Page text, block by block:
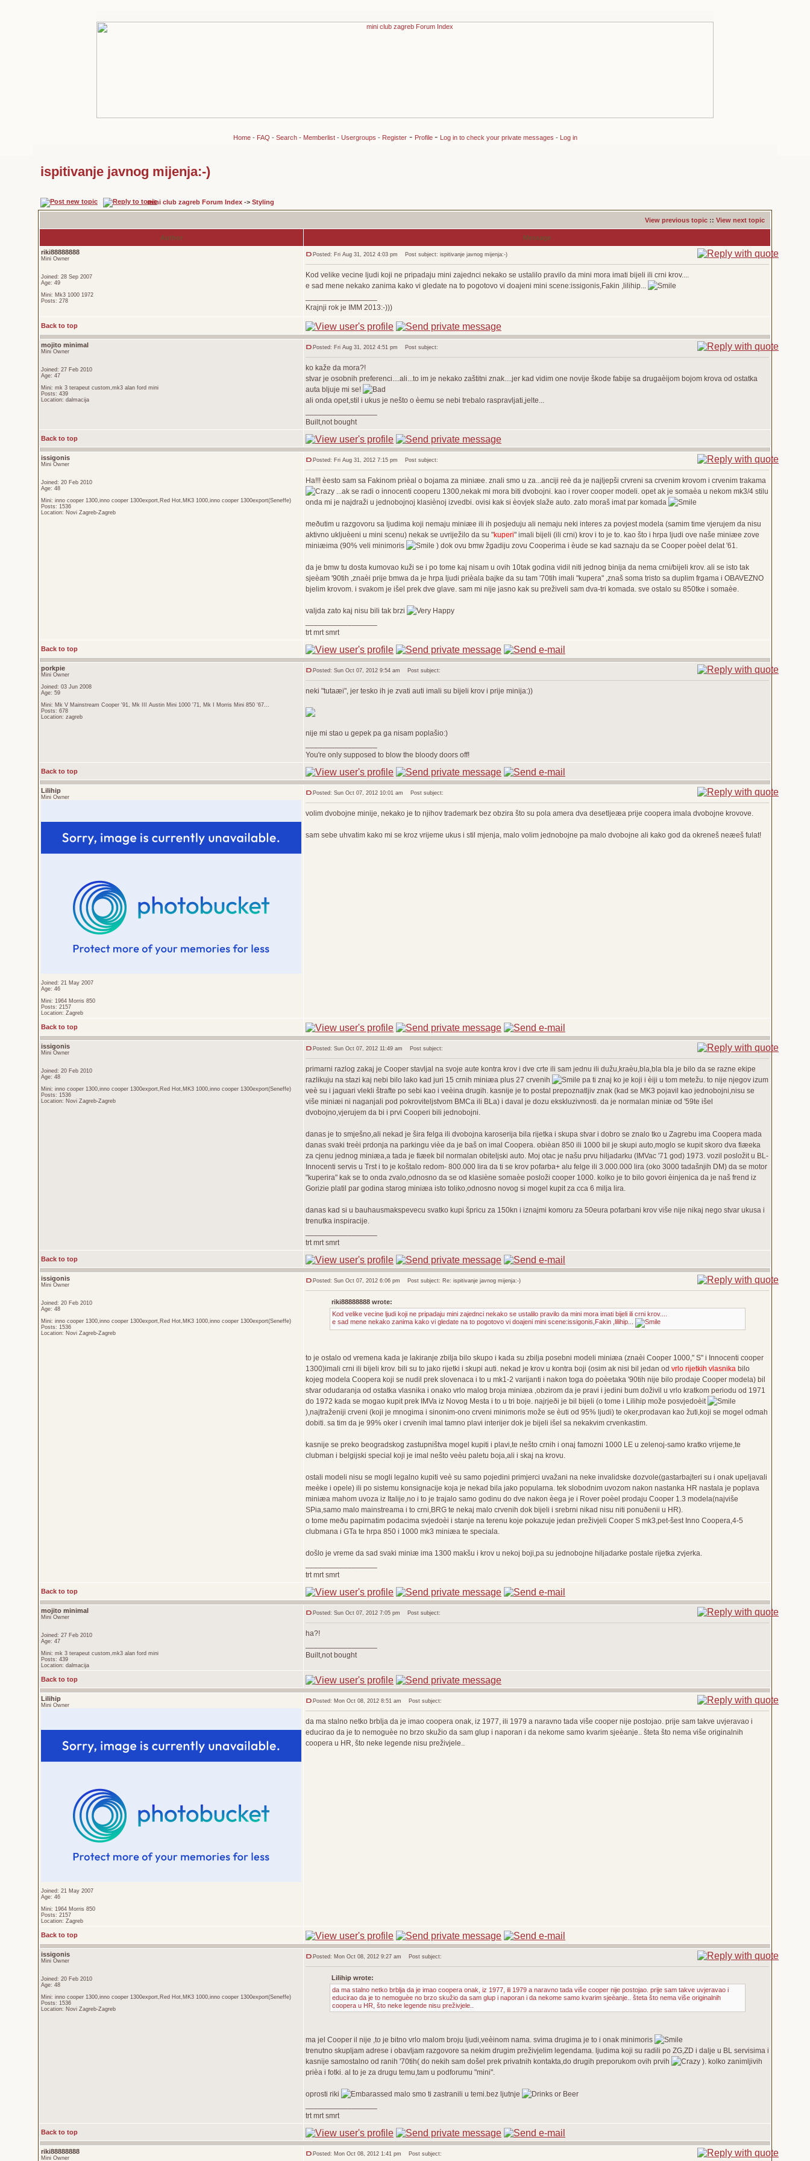
Home- FAQ - Search- Memberlist- Usergroups - Register- Profile - Log in to check your private messages - Log in
ispitivanje javnog mijenja:-)
mini club zagreb Forum Index -> Styling
View previous topic :: View next topic
Author
Message
riki88888888
Mini Owner
Joined: 28 Sep 2007
Age: 49
Mini: Mk3 1000 1972
Posts: 278
Posted: Fri Aug 31, 2012 4:03 pm Post subject: ispitivanje javnog mijenja:-)
Kod velike vecine ljudi koji ne pripadaju mini zajednci nekako se ustalilo pravilo da mini mora imati bijeli ili crni krov....
e sad mene nekako zanima kako vi gledate na to pogotovo vi doajeni mini scene:issigonis,Fakin ,lilihip...
Krajnji rok je IMM 2013:-)))
Back to top
mojito minimal
Mini Owner
Joined: 27 Feb 2010
Age: 47
Mini: mk 3 terapeut custom,mk3 alan ford mini
Posts: 439
Location: dalmacija
Posted: Fri Aug 31, 2012 4:51 pm Post subject:
ko kaže da mora?!
stvar je osobnih preferenci....ali...to im je nekako zaštitni znak....jer kad vidim one novije škode fabije sa drugaèijom bojom krova od ostatka
auta bljuje mi se!
ali onda opet,stil i ukus je nešto o èemu se nebi trebalo raspravljati,jelte...
Built,not bought
Back to top
issigonis
Mini Owner
Joined: 20 Feb 2010
Age: 48
Mini: inno cooper 1300,inno cooper 1300export,Red Hot,MK3 1000,inno cooper 1300export(Seneffe)
Posts: 1536
Location: Novi Zagreb-Zagreb
Posted: Fri Aug 31, 2012 7:15 pm Post subject:
Ha!!! èesto sam sa Fakinom prièal o bojama za miniæe. znali smo u za...anciji reè da je najljepši crvreni sa crvenim krovom i crvenim trakama
...ak se radi o innocenti cooperu 1300,nekak mi mora biti dvobojni. kao i rover cooper modeli. opet ak je somaèa u nekom mk3/4 stilu
onda mi je najdraži u jednobojnoj klasiènoj izvedbi. ovisi kak si èovjek slaže auto. zato moraš imat par komada
meðutim u razgovoru sa ljudima koji nemaju miniæe ili ih posjeduju ali nemaju neki interes za povjest modela (samim time vjerujem da nisu
aktivno ukljuèeni u mini scenu) nekak se uvriježilo da su "kuperi" imali bijeli (ili crni) krov i to je to. kao što i hrpa ljudi ove naše miniæe zove
miniæima (90% veli minimoris
) dok ovu bmw žgadiju zovu Cooperima i èude se kad saznaju da se Cooper poèel delat '61.
da je bmw tu dosta kumovao kuži se i po tome kaj nisam u ovih 10tak godina vidil niti jednog binija da nema crni/bijeli krov. ali se isto tak
sjeèam '90tih ,znaèi prije bmwa da je hrpa ljudi prièala bajke da su tam '70tih imali "kupera" ,znaš soma tristo sa duplim frgama i OBAVEZNO
bjelim krovom. i svakom je išel prek dve glave. sam mi nije jasno kak su preživeli sam dva-tri komada. sve ostalo su 850tke i somaèe.
valjda zato kaj nisu bili tak brzi
trt mrt smrt
Back to top
porkpie
Mini Owner
Joined: 03 Jun 2008
Age: 59
Mini: Mk V Mainstream Cooper '91, Mk III Austin Mini 1000 '71, Mk I Morris Mini 850 '67...
Posts: 678
Location: zagreb
Posted: Sun Oct 07, 2012 9:54 am Post subject:
neki "tutaæi", jer tesko ih je zvati auti imali su bijeli krov i prije minija:))
nije mi stao u gepek pa ga nisam poplašio:)
You're only supposed to blow the bloody doors off!
Back to top
Lilihip
Mini Owner
Joined: 21 May 2007
Age: 46
Mini: 1964 Morris 850
Posts: 2157
Location: Zagreb
Posted: Sun Oct 07, 2012 10:01 am Post subject:
volim dvobojne minije, nekako je to njihov trademark bez obzira što su pola amera dva desetljeæa prije coopera imala dvobojne krovove.
sam sebe uhvatim kako mi se kroz vrijeme ukus i stil mjenja, malo volim jednobojne pa malo dvobojne ali kako god da okreneš neæeš fulat!
Back to top
issigonis
Mini Owner
Joined: 20 Feb 2010
Age: 48
Mini: inno cooper 1300,inno cooper 1300export,Red Hot,MK3 1000,inno cooper 1300export(Seneffe)
Posts: 1536
Location: Novi Zagreb-Zagreb
Posted: Sun Oct 07, 2012 11:49 am Post subject:
primarni razlog zakaj je Cooper stavljal na svoje aute kontra krov i dve crte ili sam jednu ili dužu,kraèu,bla,bla bla je bilo da se razne ekipe
razlikuju na stazi kaj nebi bilo lako kad juri 15 crnih miniæa plus 27 crvenih
pa ti znaj ko je koji i èiji u tom metežu. to nije njegov izum
veè su i jaguari vlekli štrafte po sebi kao i veèina drugih. kasnije je to postal prepoznatljiv znak (kad se MK3 pojavil kao jednobojni,nisu se
više miniæi ni naganjali pod pokroviteljstvom BMCa ili BLa) i daval je dozu ekskluzivnosti. da je normalan miniæ od '59te išel
dvobojno,vjerujem da bi i prvi Cooperi bili jednobojni.
danas je to smješno,ali nekad je šira felga ili dvobojna karoserija bila rijetka i skupa stvar i dobro se znalo tko u Zagrebu ima Coopera mada
danas svaki treèi prdonja na parkingu vièe da je baš on imal Coopera. obièan 850 ili 1000 bil je skupi auto,moglo se kupit skoro dva fiæeka
za cjenu jednog miniæa,a tada je fiæek bil normalan obiteljski auto. Moj otac je našu prvu hiljadarku (IMVac '71 god) 1973. vozil posložit u BL-
Innocenti servis u Trst i to je koštalo redom- 800.000 lira da ti se krov pofarba+ alu felge ili 3.000.000 lira (oko 3000 tadašnjih DM) da se motor
"kuperira" kak se to onda zvalo,odnosno da se od klasiène somaèe posloži cooper 1000. kolko je to bilo govori èinjenica da je naš frend iz
Gorizie platil par godina starog miniæa isto toliko,odnosno novog si mogel kupit za cca 6 milja lira.
danas kad si u bauhausmakspevecu svatko kupi špricu za 150kn i iznajmi komoru za 50eura pofarbani krov više nije nikaj nego stvar ukusa i
trenutka inspiracije.
trt mrt smrt
Back to top
issigonis
Mini Owner
Joined: 20 Feb 2010
Age: 48
Mini: inno cooper 1300,inno cooper 1300export,Red Hot,MK3 1000,inno cooper 1300export(Seneffe)
Posts: 1536
Location: Novi Zagreb-Zagreb
Posted: Sun Oct 07, 2012 6:06 pm Post subject: Re: ispitivanje javnog mijenja:-)
riki88888888 wrote:
Kod velike vecine ljudi koji ne pripadaju mini zajednci nekako se ustalilo pravilo da mini mora imati bijeli ili crni krov....
e sad mene nekako zanima kako vi gledate na to pogotovo vi doajeni mini scene:issigonis,Fakin ,lilihip...
to je ostalo od vremena kada je lakiranje zbilja bilo skupo i kada su zbilja posebni modeli miniæa (znaèi Cooper 1000," S" i Innocenti cooper
1300)imali crni ili bijeli krov. bili su to jako rijetki i skupi auti. nekad je krov u kontra boji (osim ak nisi bil jedan od vrlo rijetkih vlasnika bilo
kojeg modela Coopera koji se nudil prek slovenaca i to u mk1-2 varijanti i nakon toga do poèetaka '90tih nije bilo prodaje Cooper modela) bil
stvar odudaranja od ostatka vlasnika i onako vrlo malog broja miniæa ,obzirom da je pravi i jedini bum doživil u vrlo kratkom periodu od 1971
do 1972 kada se mogao kupit prek IMVa iz Novog Mesta i to u tri boje. najrjeði je bil bijeli (o tome i Lilihip može posvjedoèit
),najtraženiji crveni (koji je mnogima i sinonim-ono crveni minimoris može se èuti od 95% ljudi) te oker,prodavan kao žuti,koji se mogel odmah
dobiti. sa tim da je 99% oker i crvenih imal tamno plavi interijer dok je bijeli išel sa nekakvim crvenkastim.
kasnije se preko beogradskog zastupništva mogel kupiti i plavi,te nešto crnih i onaj famozni 1000 LE u zelenoj-samo kratko vrijeme,te
clubman i belgijski special koji je imal nešto veèu paletu boja,ali i skaj na krovu.
ostali modeli nisu se mogli legalno kupiti veè su samo pojedini primjerci uvažani na neke invalidske dozvole(gastarbajteri su i onak upeljavali
meèke i opele) ili po sistemu konsignacije koja je nekad bila jako popularna. tek slobodnim uvozom nakon nastanka HR nastala je poplava
miniæa mahom uvoza iz Italije,no i to je trajalo samo godinu do dve nakon èega je i Rover poèel prodaju Cooper 1.3 modela(najviše
SPia,samo malo mainstreama i to crni,BRG te nekaj malo crvenih dok bijeli i srebrni nikad nisu niti ponuðenii u HR).
o tome meðu papirnatim podacima svjedoèi i stanje na terenu koje pokazuje jedan preživjeli Cooper S mk3,pet-šest Inno Coopera,4-5
clubmana i GTa te hrpa 850 i 1000 mk3 miniæa te speciala.
došlo je vreme da sad svaki miniæ ima 1300 makšu i krov u nekoj boji,pa su jednobojne hiljadarke postale rijetka zvjerka.
trt mrt smrt
Back to top
mojito minimal
Mini Owner
Joined: 27 Feb 2010
Age: 47
Mini: mk 3 terapeut custom,mk3 alan ford mini
Posts: 439
Location: dalmacija
Posted: Sun Oct 07, 2012 7:05 pm Post subject:
ha?!
Built,not bought
Back to top
Lilihip
Mini Owner
Joined: 21 May 2007
Age: 46
Mini: 1964 Morris 850
Posts: 2157
Location: Zagreb
Posted: Mon Oct 08, 2012 8:51 am Post subject:
da ma stalno netko brblja da je imao coopera onak, iz 1977, ili 1979 a naravno tada više cooper nije postojao. prije sam takve uvjeravao i
educirao da je to nemoguèe no brzo skužio da sam glup i naporan i da nekome samo kvarim sjeèanje.. šteta što nema više originalnih
coopera u HR, što neke legende nisu preživjele..
Back to top
issigonis
Mini Owner
Joined: 20 Feb 2010
Age: 48
Mini: inno cooper 1300,inno cooper 1300export,Red Hot,MK3 1000,inno cooper 1300export(Seneffe)
Posts: 1536
Location: Novi Zagreb-Zagreb
Posted: Mon Oct 08, 2012 9:27 am Post subject:
Lilihip wrote:
da ma stalno netko brblja da je imao coopera onak, iz 1977, ili 1979 a naravno tada više cooper nije postojao. prije sam takve uvjeravao i
educirao da je to nemoguèe no brzo skužio da sam glup i naporan i da nekome samo kvarim sjeèanje.. šteta što nema više originalnih
coopera u HR, što neke legende nisu preživjele..
ma jel Cooper il nije ,to je bitno vrlo malom broju ljudi,veèinom nama. svima drugima je to i onak minimoris
trenutno skupljam adrese i obavljam razgovore sa nekim drugim preživjelim legendama. ljudima koji su radili po ZG,ZD i dalje u BL servisima i
kasnije samostalno od ranih '70tih( do nekih sam došel prek privatnih kontakta,do drugih preporukom ovih prvih
). kolko zanimljivih
prièa i fotki. al to je za drugu temu,tam u podforumu "mini".
oprosti riki
malo smo ti zastranili u temi.bez ljutnje
trt mrt smrt
Back to top
riki88888888
Mini Owner
Posted: Mon Oct 08, 2012 1:41 pm Post subject: